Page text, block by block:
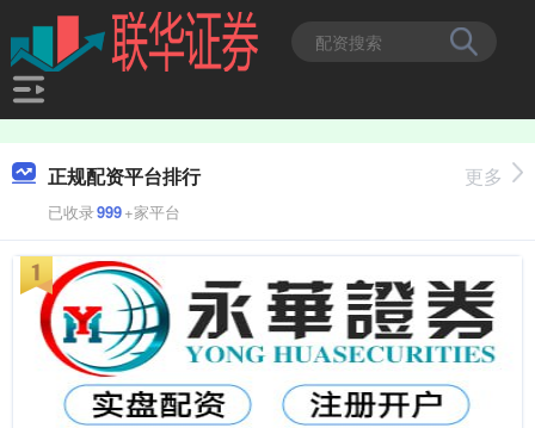
正规配资平台排行
已收录999+家平台
更多